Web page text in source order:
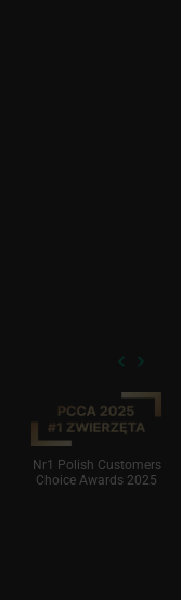
Nr1 Polish Customers
Choice Awards 2025